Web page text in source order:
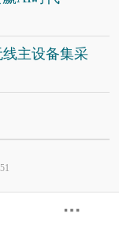
主设备集采